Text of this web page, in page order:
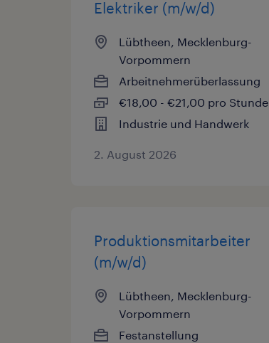
Elektriker (m/w/d)
Lübtheen, Mecklenburg-
Vorpommern
Arbeitnehmerüberlassung
€18,00 - €21,00 pro Stunde
Industrie und Handwerk
2. August 2026
Produktionsmitarbeiter
(m/w/d)
Lübtheen, Mecklenburg-
Vorpommern
Festanstellung